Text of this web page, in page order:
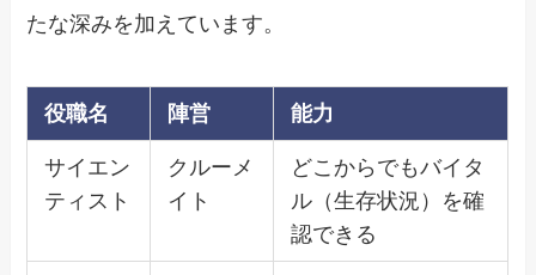
たな深みを加えています。
役職名 陣営 能力
サイエン
ティスト
クルーメ
イト
どこからでもバイタ
ル（生存状況）を確
認できる